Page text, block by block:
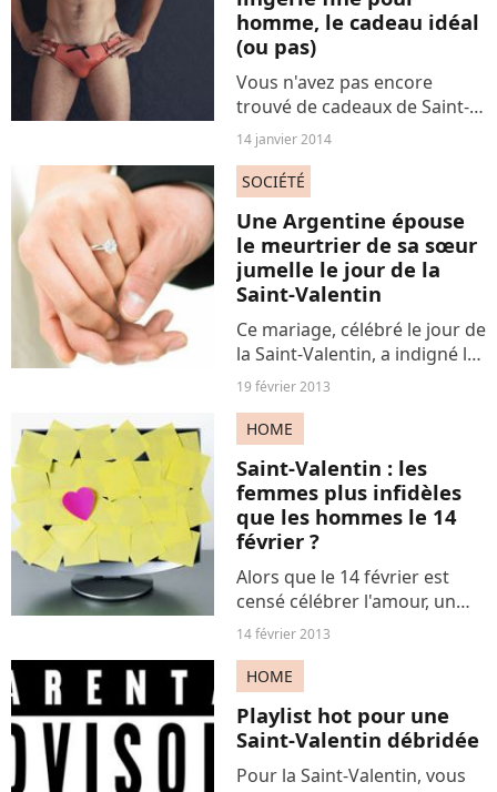
homme, le cadeau idéal
(ou pas)
Vous n'avez pas encore
trouvé de cadeaux de Saint-
Valentin pour votre homme ?
Ça tombe bien : un site
australien commercialise
depuis quelques mois de la
lingerie fine pour hommes....
14 janvier 2014
SOCIÉTÉ
Une Argentine épouse
le meurtrier de sa sœur
jumelle le jour de la
Saint-Valentin
Ce mariage, célébré le jour de
la Saint-Valentin, a indigné la
population d'une ville
épousé le meurtrier de sa
sœur jumelle condamné à 13
ans de prison. Reniée...
19 février 2013
HOME
Saint-Valentin : les
femmes plus infidèles
que les hommes le 14
février ?
Alors que le 14 février est
censé célébrer l'amour, un
site de rencontre européen
seraient plus infidèles que les
hommes le jour de la Saint
Valentin.
14 février 2013
HOME
Playlist hot pour une
Saint-Valentin débridée
Pour la Saint-Valentin, vous